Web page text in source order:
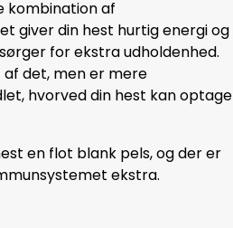
kombination af
giver din hest hurtig energi og
for ekstra udholdenhed.
af det, men er mere
hvorved din hest kan optage
en flot blank pels, og der er
ekstra.